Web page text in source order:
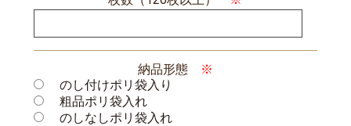
納品形態
※
のし付けポリ袋入り
粗品ポリ袋入れ
のしなしポリ袋入れ